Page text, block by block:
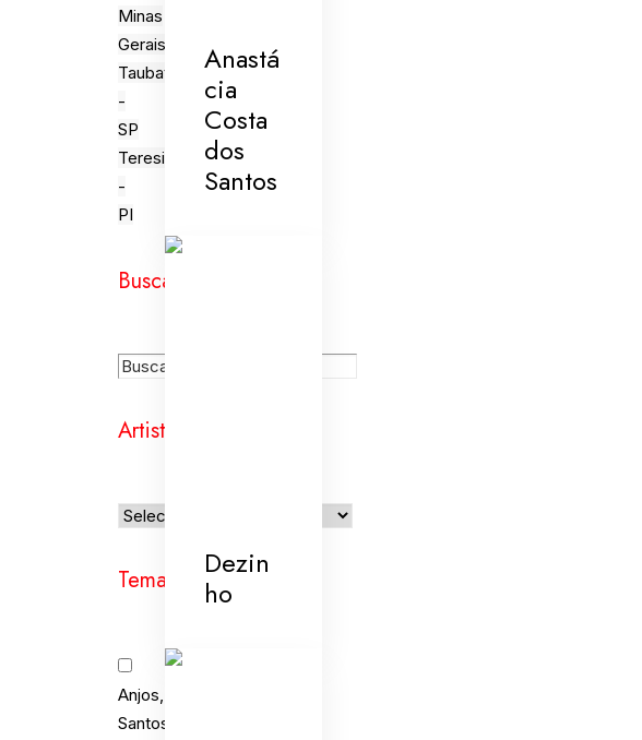
Minas
Gerais
Taubaté
-
SP
Teresina
-
PI
Busca
Artistas
Temas
Anjos,
Santos
Anastá
cia
Costa
dos
Santos
Dezin
ho